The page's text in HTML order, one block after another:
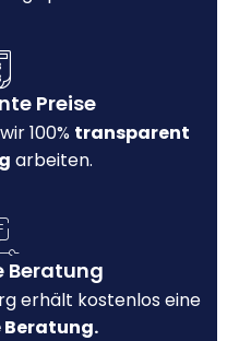
Preise
100% transparent
arbeiten.
Beratung
erhält kostenlos eine